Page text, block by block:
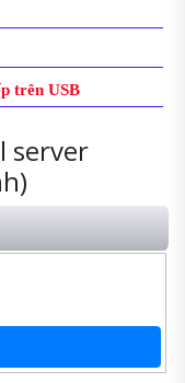
trên USB
server